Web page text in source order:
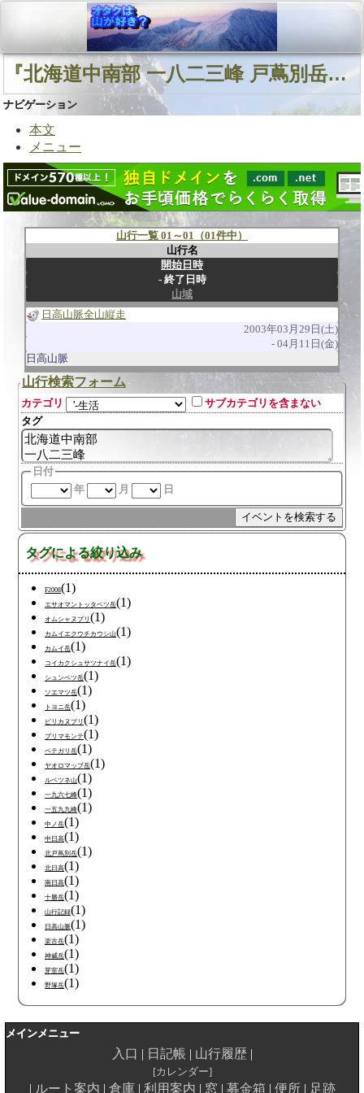
『北海道中南部 一八二三峰 戸蔦別岳』に関連する山行
ナビゲーション
本文
メニュー
山行一覧 01～01（01件中）
山行名
開始日時
終了日時
山域
日高山脈全山縦走
2003年03月29日(土)
04月11日(金)
日高山脈
山行検索フォーム
カテゴリ
サブカテゴリを含まない
タグ
日付
年
月 日
タグによる絞り込み
F2008(1)
エサオマントッタベツ岳(1)
オムシャヌプリ (1)
カムイエクウチカウシ山(1)
カムイ岳(1)
コイカクシュサツナイ岳(1)
シュンベツ岳(1)
ソエマツ岳(1)
トヨニ岳(1)
ピリカヌプリ (1)
プリマモンテ(1)
ペテガリ岳(1)
ヤオロマップ岳(1)
ルベツネ山(1)
一九六七峰(1)
一五九九峰(1)
中ノ岳(1)
中日高(1)
北戸蔦別岳(1)
北日高(1)
南日高(1)
十勝岳(1)
山行記録(1)
日高山脈(1)
楽古岳(1)
神威岳(1)
芽室岳(1)
野塚岳(1)
メインメニュー
入口 日記帳 山行履歴
カレンダー
ルート案内 倉庫 利用案内 窓 募金箱 便所 足跡